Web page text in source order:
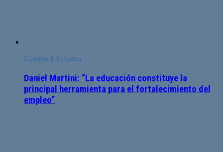
Gestión Educativa
Daniel Martini: “La educación constituye la
principal herramienta para el fortalecimiento del
empleo”